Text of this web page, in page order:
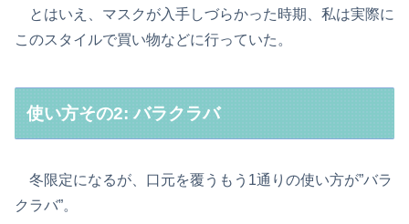
とはいえ、マスクが入手しづらかった時期、私は実際に
このスタイルで買い物などに行っていた。
使い方その2: バラクラバ
冬限定になるが、口元を覆うもう1通りの使い方が”バラ
クラバ”。